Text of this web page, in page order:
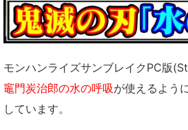
モンハンライズサンブレイクPC版
竈門炭治郎の水の呼吸が使えるよう
しています。